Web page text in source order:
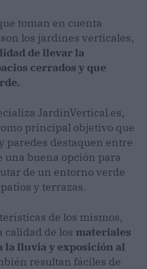
toman en cuenta
los jardines verticales,
de llevar la
cerrados y que
JardinVertical.es,
principal objetivo que
paredes destaquen entre
una buena opción para
de un entorno verde
y terrazas.
de los mismos,
calidad de los materiales
la lluvia y exposición al
resultan fáciles de